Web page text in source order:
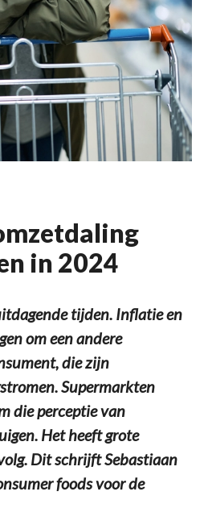
in 2024
tijden. Inflatie en
om een andere
die zijn
Supermarkten
die perceptie van
Het heeft grote
Dit schrijft Sebastiaan
foods voor de